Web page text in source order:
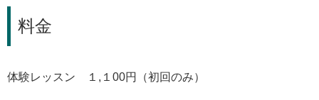
料金
体験レッスン １,１00円（初回のみ）